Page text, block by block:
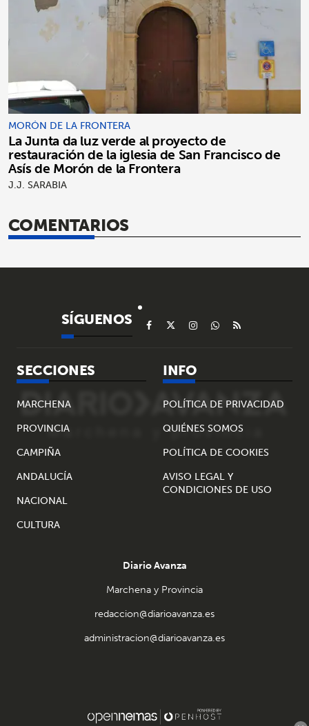
MORÓN DE LA FRONTERA
La Junta da luz verde al proyecto de
restauración de la iglesia de San Francisco de
Asís de Morón de la Frontera
J.J. SARABIA
COMENTARIOS
SÍGUENOS
SECCIONES
MARCHENA
PROVINCIA
CAMPIÑA
ANDALUCÍA
NACIONAL
CULTURA
INFO
POLÍTICA DE PRIVACIDAD
QUIÉNES SOMOS
POLÍTICA DE COOKIES
AVISO LEGAL Y
CONDICIONES DE USO
Diario Avanza
Marchena y Provincia
redaccion@diarioavanza.es
administracion@diarioavanza.es